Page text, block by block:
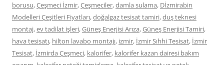
borusu,Çeşmeci İzmir,Çeşmeciler,damla sulama, Dİzmirabin
Modelleri Çeşitleri Fiyatları,doğalgaz tesisat tamiri,duş teknesi
montaj,ev tadilat işleri,Güneş Enerjisi Arıza,Güneş Enerjisi Tamiri,
hava tesisatı, hilton lavabo montajı, izmir, İzmir Sıhhi Tesisat, İzmir
Tesisat, İzmirda Çeşmeci, kalorifer, kalorifer kazan dairesi bakım